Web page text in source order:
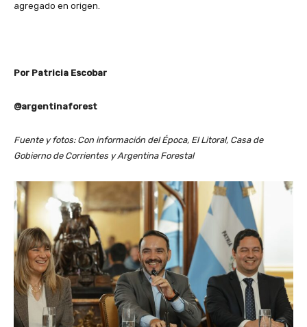
agregado en origen.
Por Patricia Escobar
@argentinaforest
Fuente y fotos: Con información del Época, El Litoral, Casa de
Gobierno de Corrientes y Argentina Forestal